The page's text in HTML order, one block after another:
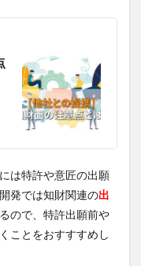
は特許や意匠の出願
発では知財関連の出
ので、特許出願前や
ことをおすすすめし